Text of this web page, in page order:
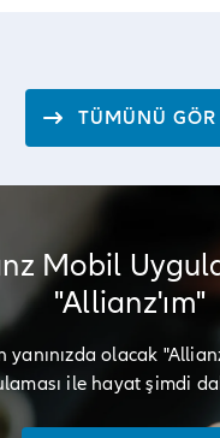
TÜMÜNÜ GÖR
Mobil
"Allianz'ım"
yanınızda olacak
ile hayat şimdi